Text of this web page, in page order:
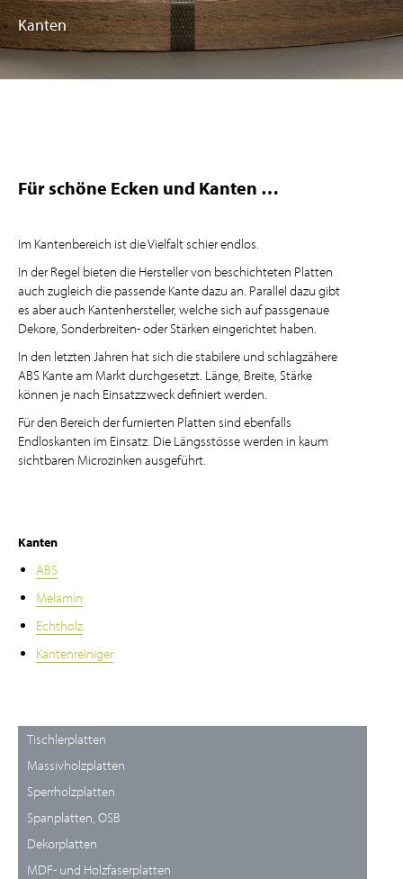
Kanten
Für schöne Ecken und Kanten …
Im Kantenbereich ist die Vielfalt schier endlos.
In der Regel bieten die Hersteller von beschichteten Platten
auch zugleich die passende Kante dazu an. Parallel dazu gibt
es aber auch Kantenhersteller, welche sich auf passgenaue
Dekore, Sonderbreiten- oder Stärken eingerichtet haben.
In den letzten Jahren hat sich die stabilere und schlagzähere
ABS Kante am Markt durchgesetzt. Länge, Breite, Stärke
können je nach Einsatzzweck definiert werden.
Für den Bereich der furnierten Platten sind ebenfalls
Endloskanten im Einsatz. Die Längsstösse werden in kaum
sichtbaren Microzinken ausgeführt.
Kanten
ABS
Melamin
Echtholz
Kantenreiniger
Tischlerplatten
Massivholzplatten
Sperrholzplatten
Spanplatten, OSB
Dekorplatten
MDF- und Holzfaserplatten